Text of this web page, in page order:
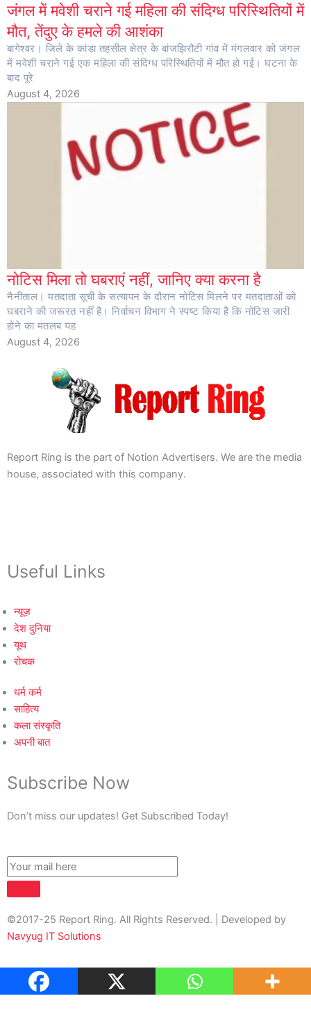
जंगल में मवेशी चराने गई महिला की संदिग्ध परिस्थितियों में
मौत, तेंदुए के हमले की आशंका
बागेश्वर। जिले के कांडा तहसील क्षेत्र के बांजझिरौटी गांव में मंगलवार को जंगल
में मवेशी चराने गई एक महिला की संदिग्ध परिस्थितियों में मौत हो गई। घटना के
बाद पूरे
August 4, 2026
नोटिस मिला तो घबराएं नहीं, जानिए क्या करना है
नैनीताल। मतदाता सूची के सत्यापन के दौरान नोटिस मिलने पर मतदाताओं को
घबराने की जरूरत नहीं है। निर्वाचन विभाग ने स्पष्ट किया है कि नोटिस जारी
होने का मतलब यह
August 4, 2026
Report Ring is the part of Notion Advertisers. We are the media
house, associated with this company.
Useful Links
न्यूज़
देश दुनिया
यूथ
रोचक
धर्म कर्म
साहित्य
कला संस्कृति
अपनी बात
Subscribe Now
Don’t miss our updates! Get Subscribed Today!
©2017-25 Report Ring. All Rights Reserved. | Developed by
Navyug IT Solutions
About Us